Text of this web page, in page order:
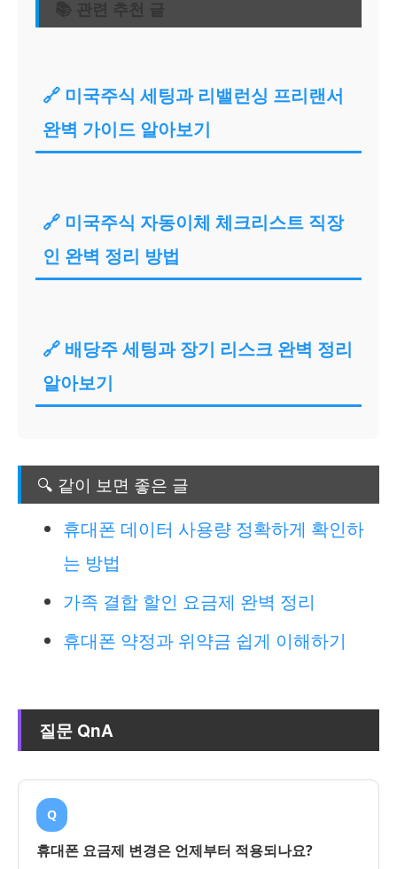
📚 관련 추천 글
🔗 미국주식 세팅과 리밸런싱 프리랜서
완벽 가이드 알아보기
🔗 미국주식 자동이체 체크리스트 직장
인 완벽 정리 방법
🔗 배당주 세팅과 장기 리스크 완벽 정리
알아보기
🔍 같이 보면 좋은 글
휴대폰 데이터 사용량 정확하게 확인하
는 방법
가족 결합 할인 요금제 완벽 정리
휴대폰 약정과 위약금 쉽게 이해하기
질문 QnA
Q
휴대폰 요금제 변경은 언제부터 적용되나요?